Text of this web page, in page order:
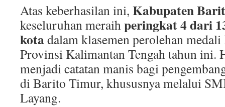
Atas keberhasilan ini, Kabupaten
keseluruhan meraihperingkat 4 dari
kotadalam klasemen perolehan
Provinsi Kalimantan Tengah tahun ini.
menjadi catatan manis bagi
di Barito Timur, khususnya melalui
Layang.